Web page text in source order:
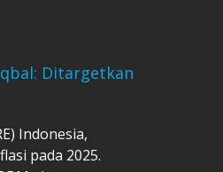
Ditargetkan
Indonesia,
pada 2025.